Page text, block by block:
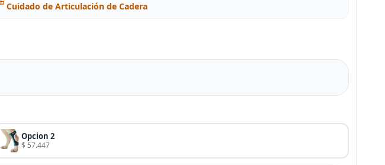
Cuidado de Articulación de Cadera
Opcion 2
$ 57.447